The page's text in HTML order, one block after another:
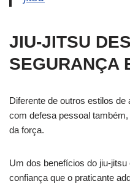
JIU-JITSU
SEGURANÇA
Diferente de outros estilos
com defesa pessoal
da força.
Um dos benefícios do jiu-
confiança que o praticante